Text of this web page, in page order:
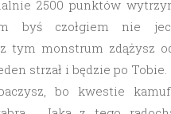
2500 punktów
byś czołgiem nie
tym monstrum zdążysz
strzał i będzie po Tobie.
bo kwestie